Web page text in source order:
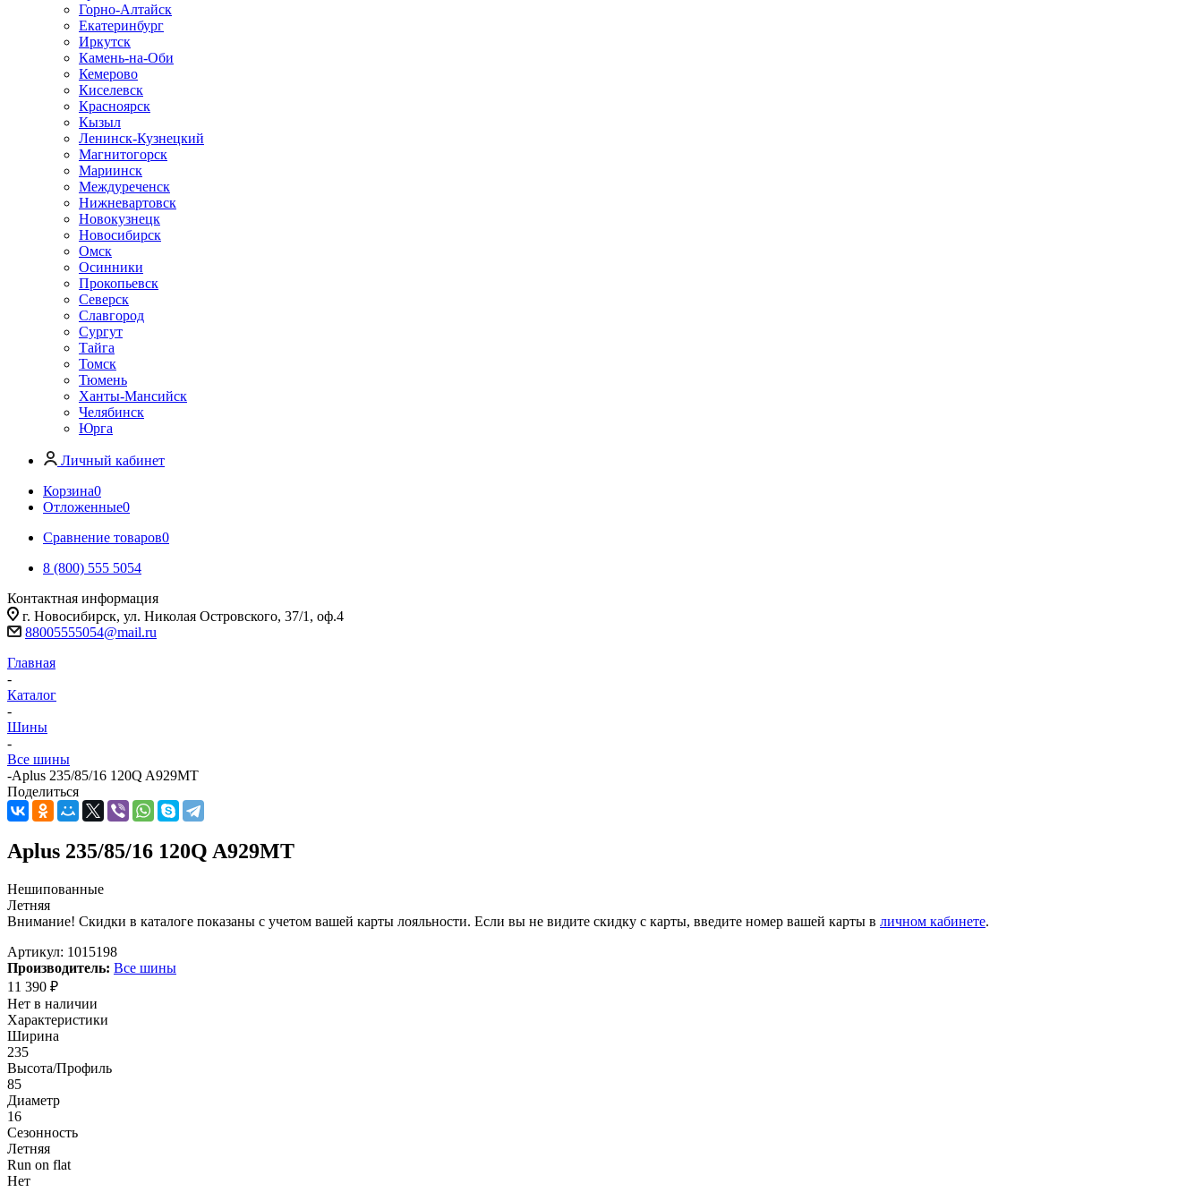
Горно-Алтайск
Екатеринбург
Иркутск
Камень-на-Оби
Кемерово
Киселевск
Красноярск
Кызыл
Ленинск-Кузнецкий
Магнитогорск
Мариинск
Междуреченск
Нижневартовск
Новокузнецк
Новосибирск
Омск
Осинники
Прокопьевск
Северск
Славгород
Сургут
Тайга
Томск
Тюмень
Ханты-Мансийск
Челябинск
Юрга
Личный кабинет
Корзина0
Отложенные0
Сравнение товаров0
8 (800) 555 5054
Контактная информация
г. Новосибирск, ул. Николая Островского, 37/1, оф.4
88005555054@mail.ru
Главная
-
Каталог
-
Шины
-
Все шины
-Aplus 235/85/16 120Q A929MT
Поделиться
Aplus 235/85/16 120Q A929MT
Нешипованные
Летняя
Внимание! Скидки в каталоге показаны с учетом вашей карты лояльности. Если вы не видите скидку с карты, введите номер вашей карты в личном кабинете.
Артикул: 1015198
Производитель: Все шины
11 390 ₽
Нет в наличии
Характеристики
Ширина
235
Высота/Профиль
85
Диаметр
16
Сезонность
Летняя
Run on flat
Нет